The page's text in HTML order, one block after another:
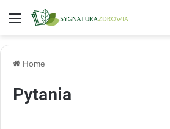
Menu
Home
Pytania